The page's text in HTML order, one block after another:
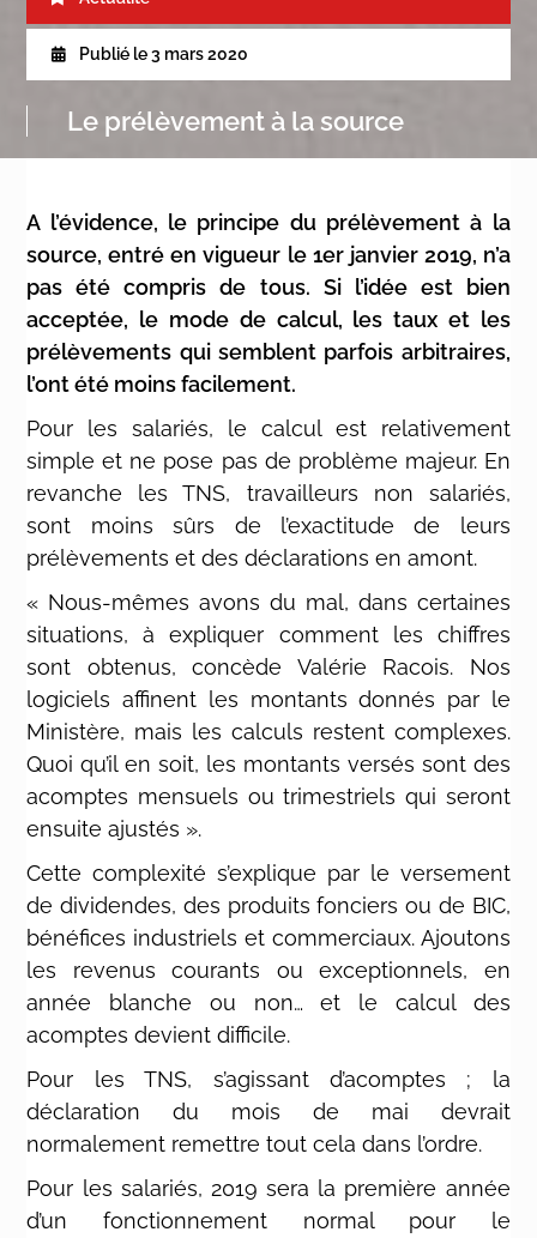
Publié le 3 mars 2020
Le prélèvement à la source
A l’évidence, le principe du prélèvement à la
source, entré en vigueur le 1er janvier 2019, n’a
pas été compris de tous. Si l’idée est bien
acceptée, le mode de calcul, les taux et les
prélèvements qui semblent parfois arbitraires,
l’ont été moins facilement.
Pour les salariés, le calcul est relativement
simple et ne pose pas de problème majeur. En
revanche les TNS, travailleurs non salariés,
sont moins sûrs de l’exactitude de leurs
prélèvements et des déclarations en amont.
« Nous-mêmes avons du mal, dans certaines
situations, à expliquer comment les chiffres
sont obtenus, concède Valérie Racois. Nos
logiciels affinent les montants donnés par le
Ministère, mais les calculs restent complexes.
Quoi qu’il en soit, les montants versés sont des
acomptes mensuels ou trimestriels qui seront
ensuite ajustés ».
Cette complexité s’explique par le versement
de dividendes, des produits fonciers ou de BIC,
bénéfices industriels et commerciaux. Ajoutons
les revenus courants ou exceptionnels, en
année blanche ou non… et le calcul des
acomptes devient difficile.
Pour les TNS, s’agissant d’acomptes ; la
déclaration du mois de mai devrait
normalement remettre tout cela dans l’ordre.
Pour les salariés, 2019 sera la première année
d’un fonctionnement normal pour le